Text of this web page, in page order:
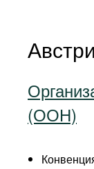
(ООН)